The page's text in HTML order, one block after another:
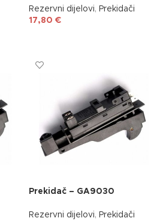
Rezervni dijelovi, Prekidači
17,80 €
Prekidač – GA9030
Rezervni dijelovi, Prekidači